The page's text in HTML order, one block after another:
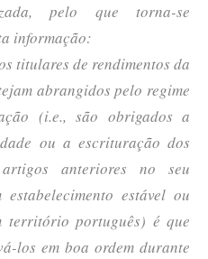
pelo que torna-se
informação:
titulares de rendimentos da
abrangidos pelo regime
(i.e., são obrigados a
ou a escrituração dos
anteriores no seu
estável ou
território português) é que
los em boa ordem durante